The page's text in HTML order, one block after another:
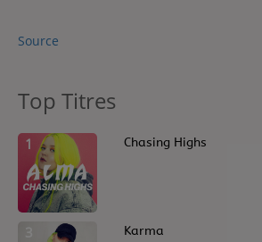
Fréquences
Recherche d'un titre
Source
Top Titres
1 Chasing Highs
3 Karma